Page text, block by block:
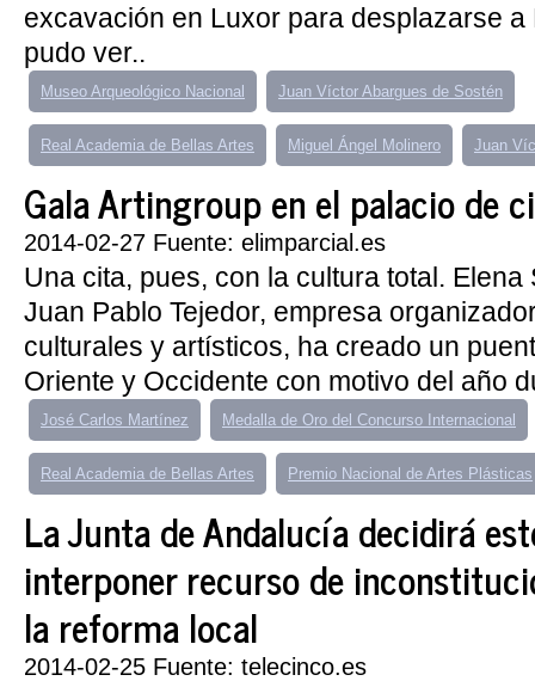
excavación en Luxor para desplazarse a
pudo ver..
Museo Arqueológico Nacional Juan Víctor Abargues de Sostén
Real Academia de Bellas Artes Miguel Ángel Molinero Juan
Gala Artingroup en el palacio de
2014-02-27 Fuente: elimparcial.es
Una cita, pues, con la cultura total. Elena
Juan Pablo Tejedor, empresa
culturales y artísticos, ha creado un
Oriente y Occidente con motivo del año
José Carlos Martínez Medalla de Oro del Concurso Internacional
Real Academia de Bellas Artes Premio Nacional de Artes Plásticas
La Junta de Andalucía decidirá
interponer recurso de
la reforma local
2014-02-25 Fuente: telecinco.es